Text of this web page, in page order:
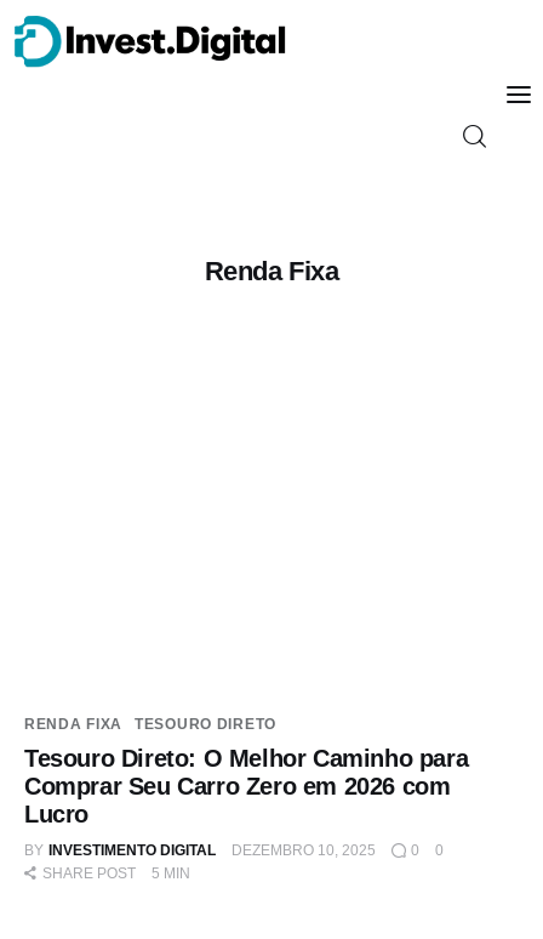
Tipos de InvestimentoRenda Fixa
RENDA FIXA TESOURO DIRETO
Tesouro Direto: O Melhor Caminho para
Comprar Seu Carro Zero em 2026 com
Lucro
BY INVESTIMENTO DIGITAL DEZEMBRO 10, 2025 0
0
SHARE POST
5 MIN